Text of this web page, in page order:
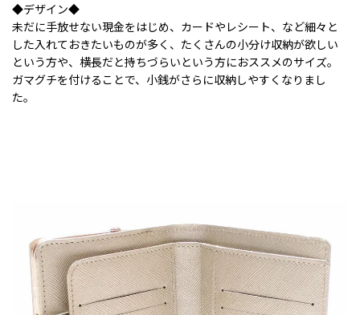
◆デザイン◆
未だに手放せない現金をはじめ、カードやレシート、など細々と
した入れておきたいものが多く、たくさんの小分け収納が欲しい
という方や、横長だと持ちづらいという方におススメのサイズ。
ガマグチを付けることで、小銭がさらに収納しやすくなりまし
た。